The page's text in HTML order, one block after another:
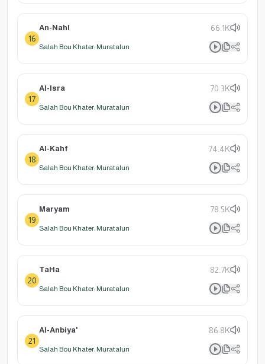
16
An-Nahl 66.1K
Salah Bou Khater: Muratalun
17
Al-Isra 70.3K
Salah Bou Khater: Muratalun
18
Al-Kahf 74.4K
Salah Bou Khater: Muratalun
19
Maryam 78.5K
Salah Bou Khater: Muratalun
20
TaHa 82.7K
Salah Bou Khater: Muratalun
21
Al-Anbiya' 86.8K
Salah Bou Khater: Muratalun